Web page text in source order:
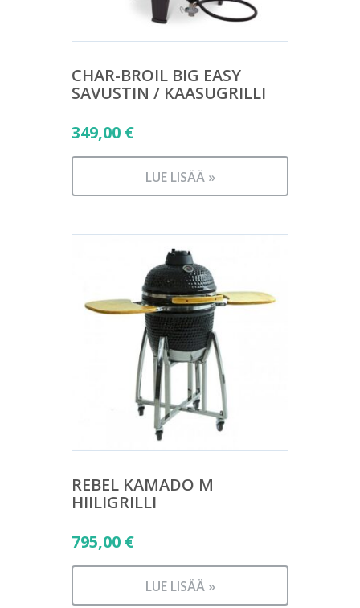
CHAR-BROIL BIG EASY
SAVUSTIN / KAASUGRILLI
349,00 €
LUE LISÄÄ »
REBEL KAMADO M
HIILIGRILLI
795,00 €
LUE LISÄÄ »